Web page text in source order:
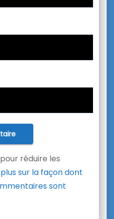
réduire les
sur la façon dont
sont